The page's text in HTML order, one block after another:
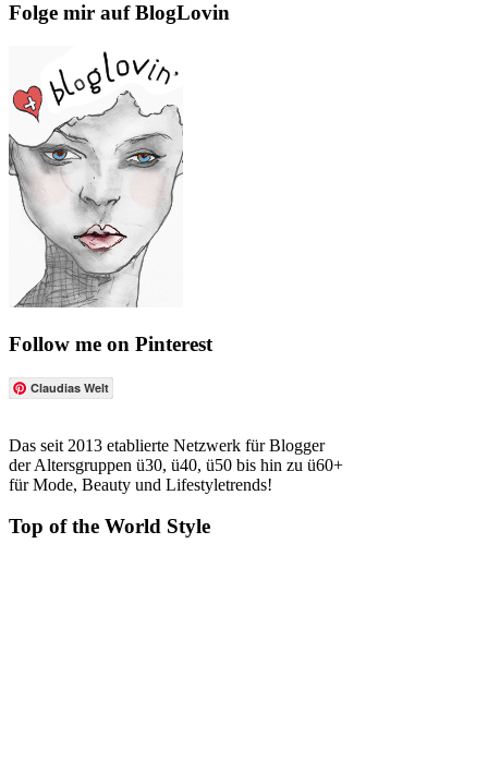
Folge mir auf BlogLovin
Follow me on Pinterest
Claudias Welt
Das seit 2013 etablierte Netzwerk für Blogger
der Altersgruppen ü30, ü40, ü50 bis hin zu ü60+
für Mode, Beauty und Lifestyletrends!
Top of the World Style